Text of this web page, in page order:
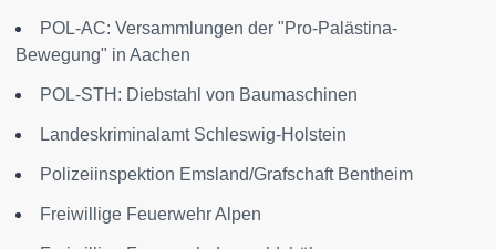
POL-AC: Versammlungen der "Pro-Palästina-
Bewegung" in Aachen
POL-STH: Diebstahl von Baumaschinen
Landeskriminalamt Schleswig-Holstein
Polizeiinspektion Emsland/Grafschaft Bentheim
Freiwillige Feuerwehr Alpen